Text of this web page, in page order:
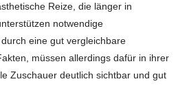
Reize, die länger in
notwendige
eine gut vergleichbare
müssen allerdings dafür in ihrer
Zuschauer deutlich sichtbar und gut